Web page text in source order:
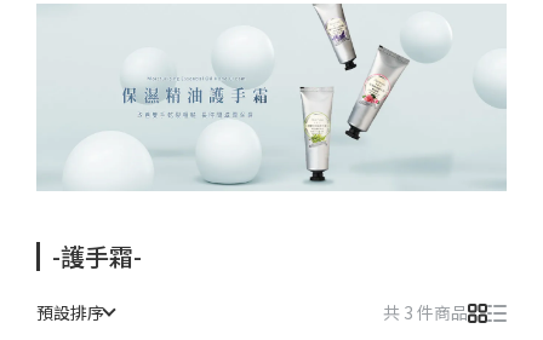
-護手霜-
預設排序 共 3 件商品